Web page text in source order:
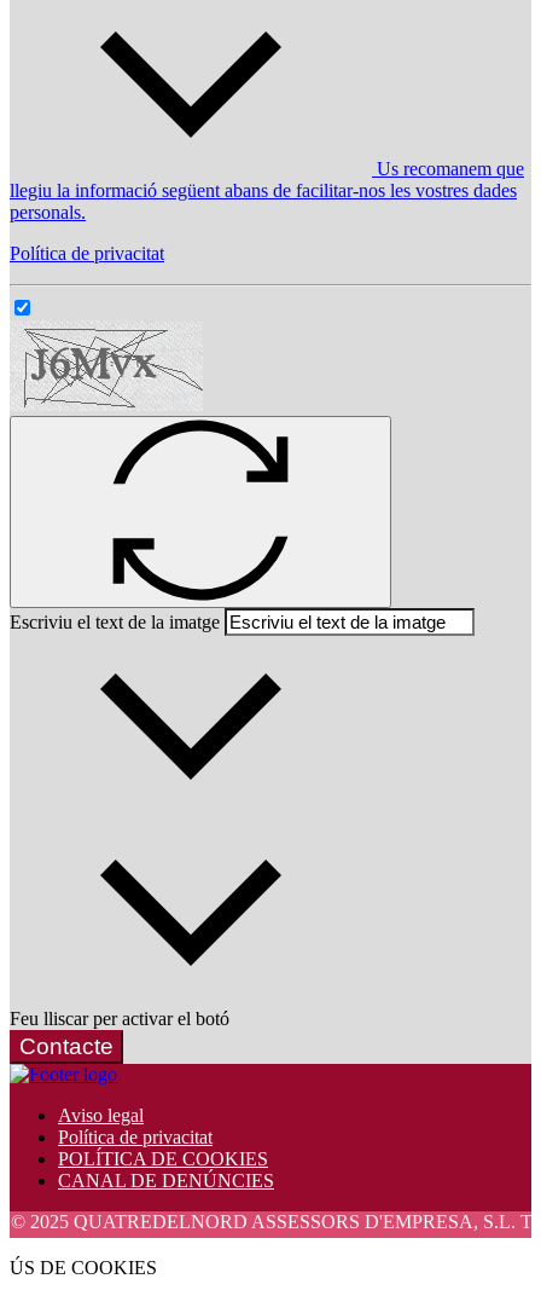
Us recomanem que
llegiu la informació següent abans de facilitar-nos les vostres dades
personals.
Política de privacitat
Escriviu el text de la imatge
Feu lliscar per activar el botó
Contacte
Aviso legal
Política de privacitat
POLÍTICA DE COOKIES
CANAL DE DENÚNCIES
ASSESSORS D'EMPRESA, S.L. Tots els
ÚS DE COOKIES